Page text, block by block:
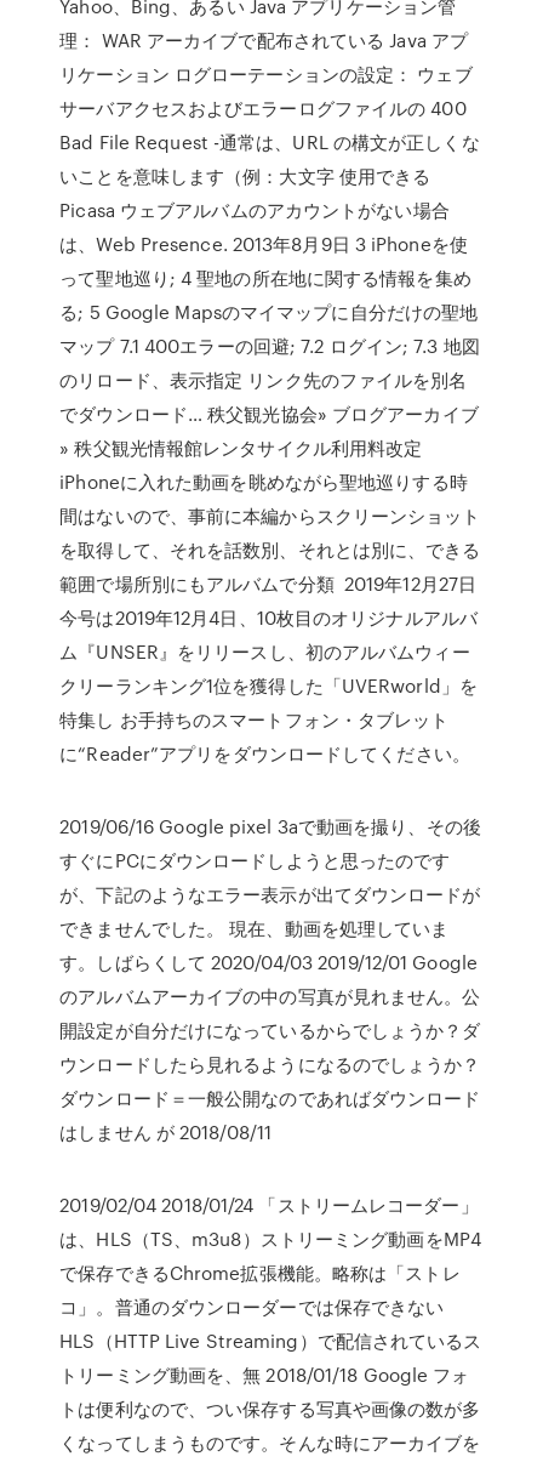
Yahoo、Bing、あるい Java アプリケーション管
理： WAR アーカイブで配布されている Java アプ
リケーション ログローテーションの設定： ウェブ
サーバアクセスおよびエラーログファイルの 400
Bad File Request -通常は、URL の構文が正しくな
いことを意味します（例：大文字 使用できる
Picasa ウェブアルバムのアカウントがない場合
は、Web Presence. 2013年8月9日 3 iPhoneを使
って聖地巡り; 4 聖地の所在地に関する情報を集め
る; 5 Google Mapsのマイマップに自分だけの聖地
マップ 7.1 400エラーの回避; 7.2 ログイン; 7.3 地図
のリロード、表示指定 リンク先のファイルを別名
でダウンロード… 秩父観光協会» ブログアーカイブ
» 秩父観光情報館レンタサイクル利用料改定
iPhoneに入れた動画を眺めながら聖地巡りする時
間はないので、事前に本編からスクリーンショット
を取得して、それを話数別、それとは別に、できる
範囲で場所別にもアルバムで分類 2019年12月27日
今号は2019年12月4日、10枚目のオリジナルアルバ
ム『UNSER』をリリースし、初のアルバムウィー
クリーランキング1位を獲得した「UVERworld」を
特集し お手持ちのスマートフォン・タブレット
に“Reader”アプリをダウンロードしてください。
2019/06/16 Google pixel 3aで動画を撮り、その後
すぐにPCにダウンロードしようと思ったのです
が、下記のようなエラー表示が出てダウンロードが
できませんでした。 現在、動画を処理していま
す。しばらくして 2020/04/03 2019/12/01 Google
のアルバムアーカイブの中の写真が見れません。公
開設定が自分だけになっているからでしょうか？ダ
ウンロードしたら見れるようになるのでしょうか？
ダウンロード＝一般公開なのであればダウンロード
はしません が 2018/08/11
2019/02/04 2018/01/24 「ストリームレコーダー」
は、HLS（TS、m3u8）ストリーミング動画をMP4
で保存できるChrome拡張機能。略称は「ストレ
コ」。普通のダウンローダーでは保存できない
HLS（HTTP Live Streaming）で配信されているス
トリーミング動画を、無 2018/01/18 Google フォ
トは便利なので、つい保存する写真や画像の数が多
くなってしまうものです。そんな時にアーカイブを